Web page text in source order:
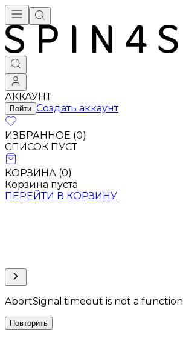
АККАУНТ
Войти Создать аккаунт
ИЗБРАННОЕ (0)
СПИСОК ПУСТ
КОРЗИНА (0)
Корзина пуста
ПЕРЕЙТИ В КОРЗИНУ
AbortSignal.timeout is not a function
Повторить